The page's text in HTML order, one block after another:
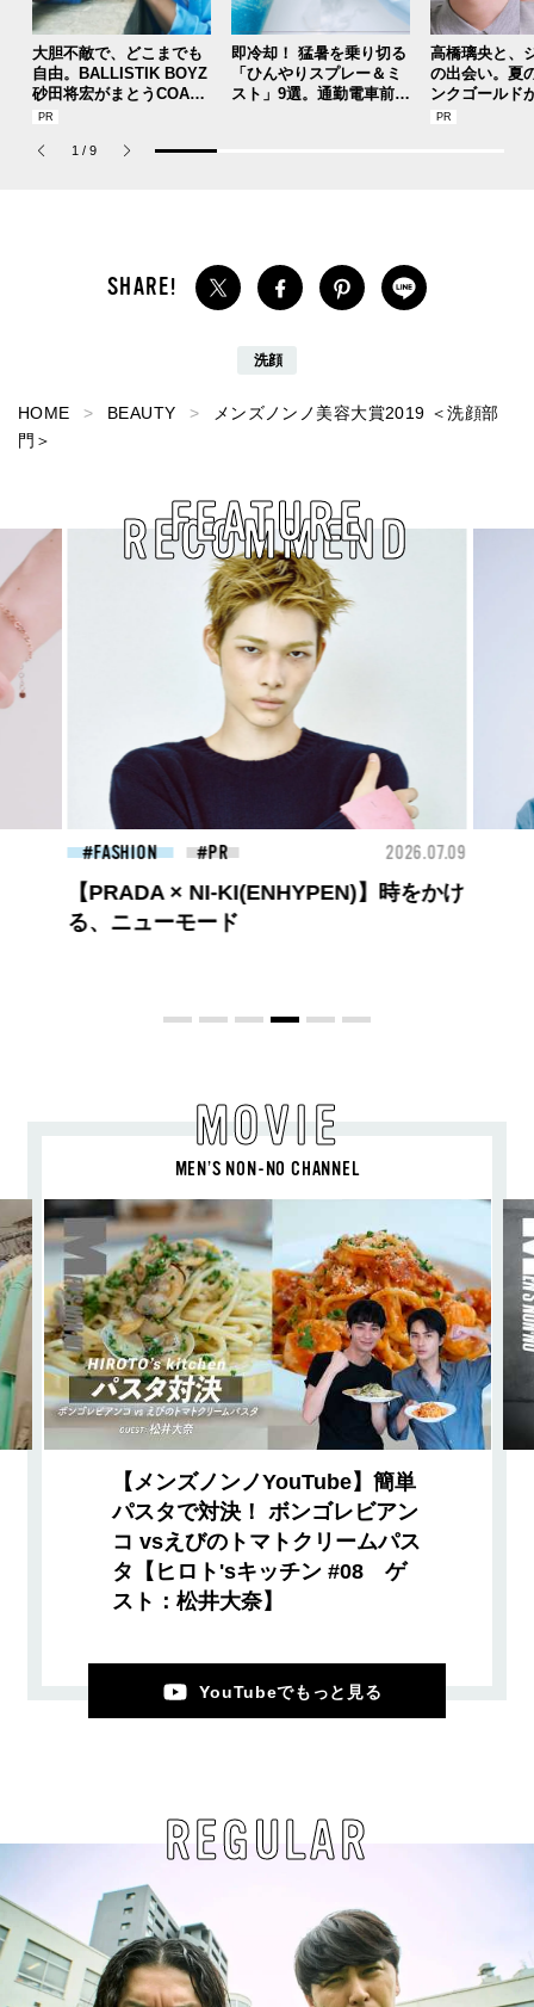
大胆不敵で、どこまでも
自由。BALLISTIK BOYZ
砂田将宏がまとうCOACH
の新作フレグランス「コ
パルファム」
即冷却！ 猛暑を乗り切る
「ひんやりスプレー＆ミ
スト」9選。通勤電車前、
高橋璃央と、
の出会い。夏
ンクゴールド
SUMMER
1 / 9
洗顔
HOME BEAUTY
メンズノンノ美容大賞2019 ＜洗顔部
門＞
RECOMMEND
FEATURE
BEAUTY 2026.07.09
夏のパーマ、さらにあか抜け。N.（エヌ
ドット）のスタイリングアイテムで作る
MOVIE
MEN’S NON-NO CHANNEL
【メンズノンノYouTube】簡単
パスタで対決！ ボンゴレビアン
コ vsえびのトマトクリームパス
タ【ヒロト'sキッチン #08 ゲ
スト：松井大奈】
YouTubeでもっと見る
REGULAR